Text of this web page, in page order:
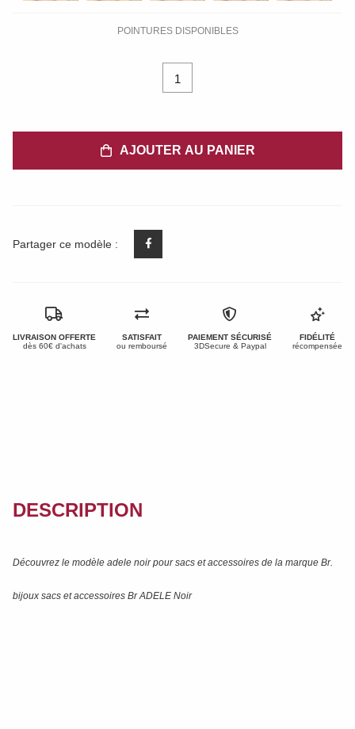
POINTURES DISPONIBLES
1
AJOUTER AU PANIER
Partager ce modèle :
LIVRAISON OFFERTE
dès 60€ d'achats
SATISFAIT
ou remboursé
PAIEMENT SÉCURISÉ
3DSecure & Paypal
FIDÉLITÉ
récompensée
DESCRIPTION
Découvrez le modèle adele noirpour sacs et accessoires de la marque Br.
bijoux sacs et accessoires Br ADELE Noir